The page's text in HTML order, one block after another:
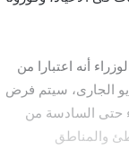
أنه اعتبارا من
أول أيام العيد وحتى يوم الجمعة 29 مايو الجارى، سيتم فرض
حتى السادسة من
والمناطق